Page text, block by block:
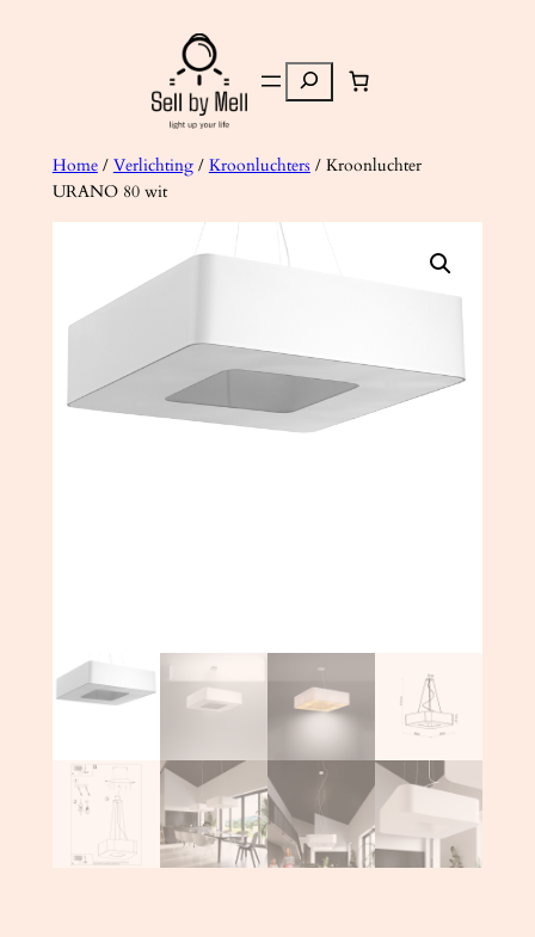
Zoeken
Home/ Verlichting/ Kroonluchters/ Kroonluchter
URANO 80 wit